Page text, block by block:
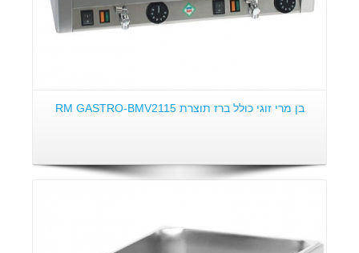
בן מרי זוגי כולל ברז תוצרת RM GASTRO-BMV2115